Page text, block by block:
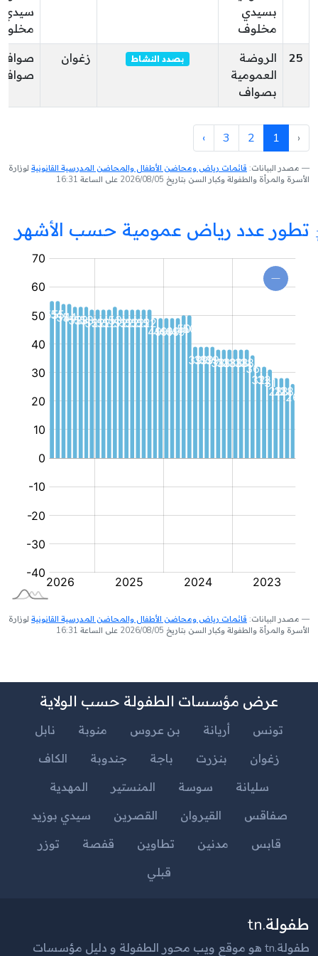
بسيدي
مخلوف
سيدي
25
الروضة
العمومية
بصواف
بصدد النشاط زغوان
صواف
صواف
‹
1
2
3
›
مصدر البيانات: قائمات رياض ومحاضن الأطفال والمحاضن المدرسية القانونية لوزارة
الأسرة والمرأة والطفولة وكبار السن بتاريخ 2026/08/05 على الساعة 16:31
تطور عدد رياض عمومية حسب الأشهر
روضة
مصدر البيانات: قائمات رياض ومحاضن الأطفال والمحاضن المدرسية القانونية لوزارة
الأسرة والمرأة والطفولة وكبار السن بتاريخ 2026/08/05 على الساعة 16:31
عرض مؤسسات الطفولة حسب الولاية
تونس أريانة بن عروس منوبة
نابل
زغوان
بنزرت باجة جندوبة
الكاف
سليانة
سوسة المنستير
المهدية
صفاقس
القيروان القصرين
سيدي بوزيد
قابس
مدنين تطاوين قفصة
توزر
قبلي
طفولة.tn
طفولة.tn هو موقع ويب محور الطفولة و دليل مؤسسات